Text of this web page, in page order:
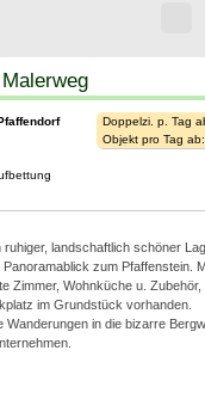
Doppelzi. p. Tag
Objekt pro Tag ab:
landschaftlich schöner
zum Pfaffenstein.
Zimmer, Wohnküche u.
im Grundstück vorhanden.
Wanderungen in die bizarre